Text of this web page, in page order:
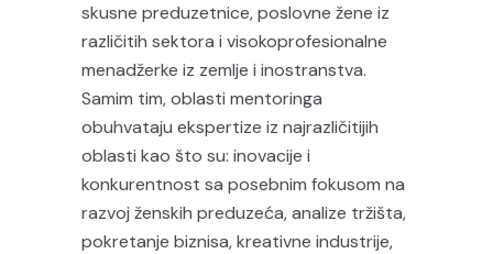
skusne preduzetnice, poslovne žene iz
različitih sektora i visokoprofesionalne
menadžerke iz zemlje i inostranstva.
Samim tim, oblasti mentoringa
obuhvataju ekspertize iz najrazličitijih
oblasti kao što su: inovacije i
konkurentnost sa posebnim fokusom na
razvoj ženskih preduzeća, analize tržišta,
pokretanje biznisa, kreativne industrije,